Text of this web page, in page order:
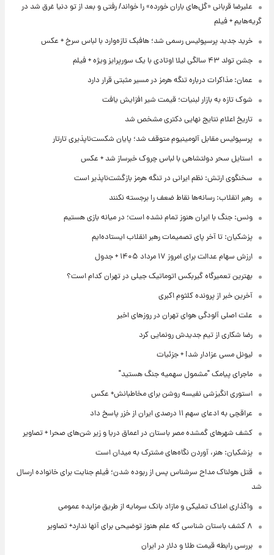
علیرضا قربانی «گل‌های باران خورده» را خواند/ رفتی و بعد از تو دنیا غرق شد در
گریه‌هایم + فیلم
خرید جدید پرسپولیس رسمی شد؛ هافبک تازه‌وارد با لباس سرخ + عکس
جشن تولد ۴۳ سالگی لیلا اوتادی با یک سورپرایز ویژه + فیلم
عمان: مذاکرات درباره تنگه هرمز در مسیر مثبتی قرار دارد
شوک تازه به بازار لبنیات؛ قیمت شیر افزایش یافت
تاریخ اعلام نتایج نهایی دکتری مشخص شد
پرسپولیس مقابل آلومینیوم متوقف شد؛ پایان شکست‌ناپذیری تارتار
استایل سحر دولتشاهی با لباس چروک خبرساز شد + عکس
سخنگوی ارتش: نظم ایرانی در تنگه هرمز بازگشت‌ناپذیر است
رهبر انقلاب: رسانه‌ها نقاط ضعف را برجسته نکنند
ونس: جنگ با ایران هنوز تمام نشده است؛ در میانه بازی هستیم
پزشکیان: تا آخر پای تصمیمات رهبر انقلاب ایستاده‌ایم
ارزش سهام عدالت برای امروز ۱۷ مرداد ۱۴۰۵ + جدول
بهترین تعمیرگاه گیربکس اتوماتیک جیلی در تهران کدام است؟
آخرین خبر از پرونده کلثوم اکبری
علت اصلی آلودگی هوای تهران در روزهای اخیر
رضا شکاری از تیم جدیدش رونمایی کرد
لیونل مسی عزادار شد! + جزئیات
ماجرای پیامک "مشمول سهمیه جنگ هستید"
استوری انگیزشی نفیسه روشن برای مخاطبانش+ عکس
عراقچی به ادعای سهم ۱۱ درصدی ایران از خزر پاسخ داد
کشف شهرهای گمشده مصر باستان در اعماق دریا و زیر شن‌های صحرا + تصاویر
پزشکیان: هنر، آوردن نگاه‌های مشترک به میدان است
قتل هولناک مداح سرشناس پس از ربوده شدن؛ فیلم جنایت برای خانواده ارسال
شد
واگذاری املاک تملیکی و مازاد بانک سرمایه از طریق مزایده عمومی
۸ کشف باستان شناسی که علم هنوز توضیحی برای آنها ندارد+ تصاویر
بررسی رابطه قیمت طلا و دلار در ایران